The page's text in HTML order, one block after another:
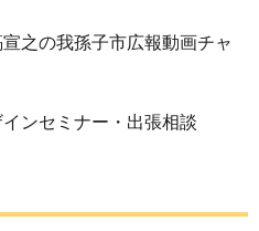
之の我孫子市広報動画チャ
ンセミナー・出張相談